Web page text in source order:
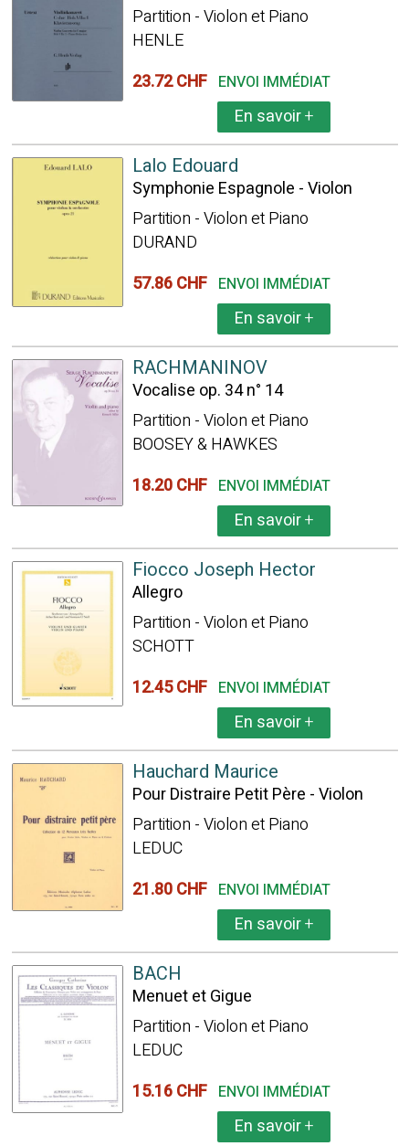
Partition - Violon et Piano
HENLE
23.72 CHF ENVOI IMMÉDIAT
En savoir+
Lalo Edouard
Symphonie Espagnole - Violon
Partition - Violon et Piano
DURAND
57.86 CHF ENVOI IMMÉDIAT
En savoir+
RACHMANINOV
Vocalise op. 34 n° 14
Partition - Violon et Piano
BOOSEY & HAWKES
18.20 CHF ENVOI IMMÉDIAT
En savoir+
Fiocco Joseph Hector
Allegro
Partition - Violon et Piano
SCHOTT
12.45 CHF ENVOI IMMÉDIAT
En savoir+
Hauchard Maurice
Pour Distraire Petit Père - Violon
Partition - Violon et Piano
LEDUC
21.80 CHF ENVOI IMMÉDIAT
En savoir+
BACH
Menuet et Gigue
Partition - Violon et Piano
LEDUC
15.16 CHF ENVOI IMMÉDIAT
En savoir+